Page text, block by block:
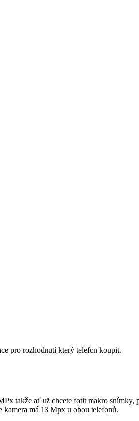
pro rozhodnutí který telefon koupit.
takže ať už chcete fotit makro snímky,
kamera má 13 Mpx u obou telefonů.